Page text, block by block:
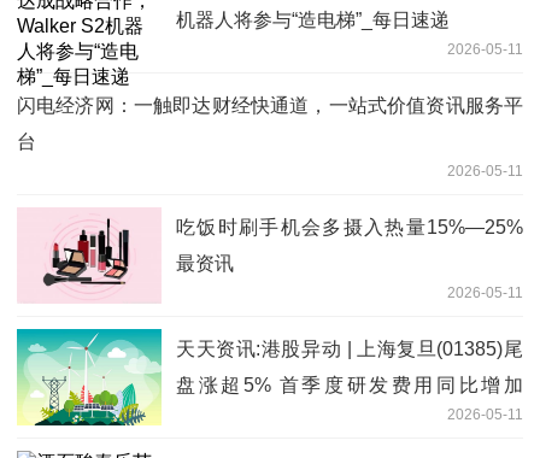
机器人将参与“造电梯”_每日速递
2026-05-11
闪电经济网：一触即达财经快通道，一站式价值资讯服务平
台
2026-05-11
吃饭时刷手机会多摄入热量15%—25%
最资讯
2026-05-11
天天资讯:港股异动 | 上海复旦(01385)尾
盘涨超5% 首季度研发费用同比增加
25.44% 推动高可靠产品FPGA积极迭代
2026-05-11